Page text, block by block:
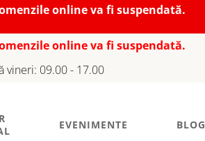
online va fi suspendată.
online va fi suspendată.
vineri: 09.00 - 17.00
EVENIMENTE BLOG